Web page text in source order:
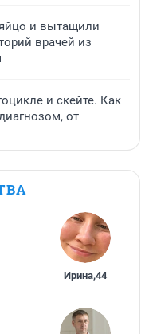
и вытащили
врачей из
и скейте. Как
от
Ирина,44